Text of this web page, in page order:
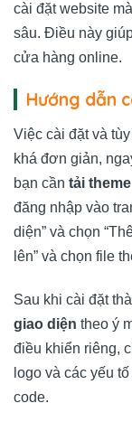
cài đặt website
sâu. Điều này
cửa hàng online.
Hướng dẫn
Việc cài đặt và
khá đơn giản,
bạn cần tải theme
đăng nhập vào
diện” và chọn
lên” và chọn file
Sau khi cài đặt
giao diện theo ý
điều khiển riêng,
logo và các yếu
code.